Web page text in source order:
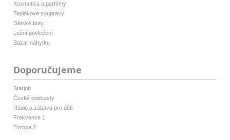
Kosmetika a parfémy
Teplákové soupravy
Dětské boty
Ložní povlečení
Bazar nábytku
Doporučujeme
Starjob
České podcasty
Rádio a zábava pro děti
Frekvence 1
Evropa 2